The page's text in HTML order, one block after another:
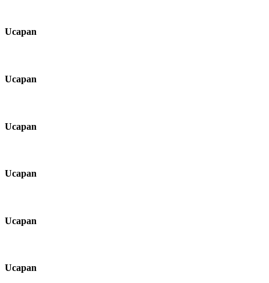
Ucapan
Ucapan
Ucapan
Ucapan
Ucapan
Ucapan